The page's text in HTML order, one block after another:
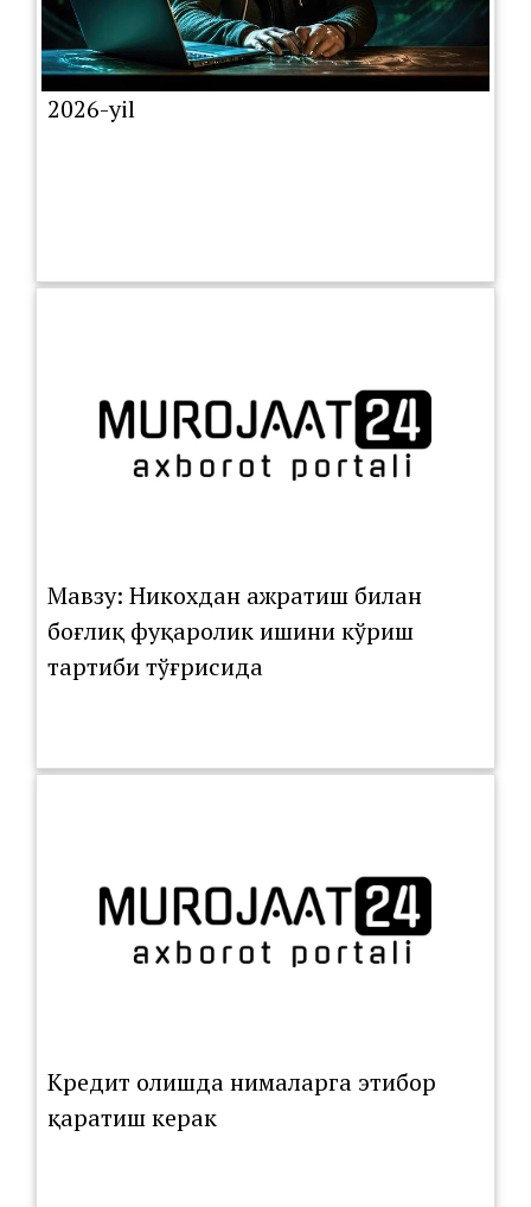
2026-yil
Мавзу: Никохдан ажратиш билан
боғлиқ фуқаролик ишини кўриш
тартиби тўғрисида
Кредит олишда нималарга этибор
қаратиш керак